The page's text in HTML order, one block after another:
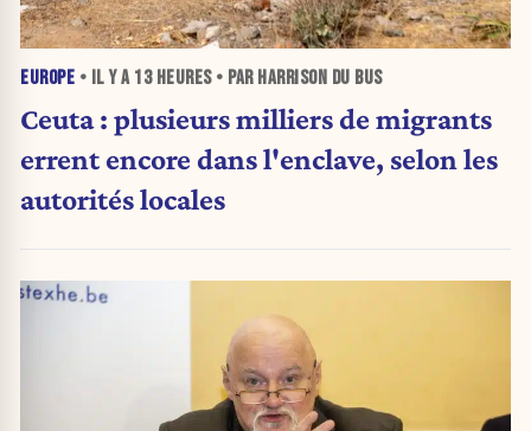
EUROPE • IL Y A 13 HEURES• PAR HARRISON DU BUS
Ceuta : plusieurs milliers de migrants
errent encore dans l'enclave, selon les
autorités locales